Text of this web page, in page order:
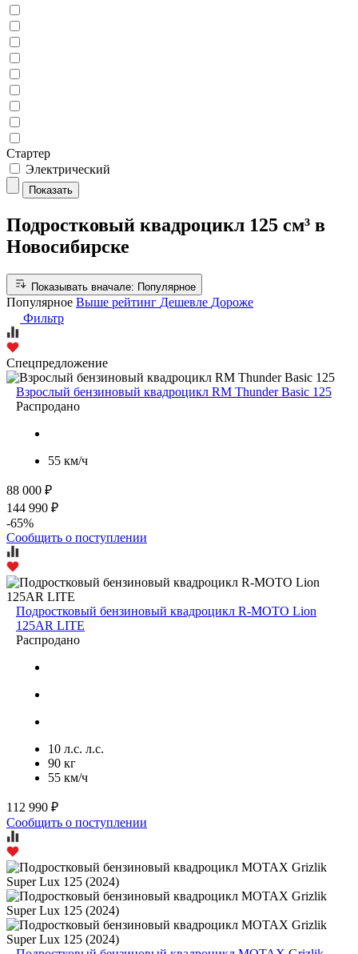
Стартер
Электрический
Показать
Подростковый квадроцикл 125 см³ в
Новосибирске
Показывать вначале: Популярное
Популярное Выше рейтинг Дешевле Дороже
Фильтр
Спецпредложение
Взрослый бензиновый квадроцикл RM Thunder Basic 125
Распродано
55 км/ч
88 000 ₽
144 990 ₽
-65%
Сообщить о поступлении
Подростковый бензиновый квадроцикл R-MOTO Lion
125AR LITE
Распродано
10 л.с. л.с.
90 кг
55 км/ч
112 990 ₽
Сообщить о поступлении